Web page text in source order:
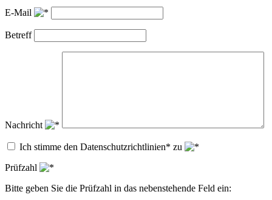
E-Mail
Betreff
Nachricht
Ich stimme den Datenschutzrichtlinien* zu
Prüfzahl
Bitte geben Sie die Prüfzahl in das nebenstehende Feld ein: